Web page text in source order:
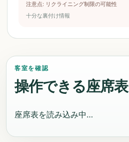
注意点: リクライニング制限の可能性
十分な裏付け情報
客室を確認
操作できる座席表
座席表を読み込み中…